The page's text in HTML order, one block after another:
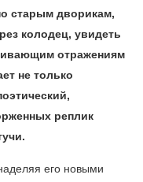
старым дворикам,
колодец, увидеть
отражениям
не только
реплик
его новыми